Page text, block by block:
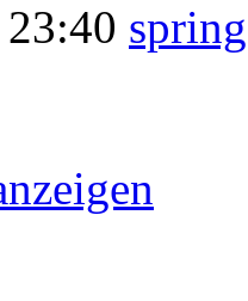
23:40